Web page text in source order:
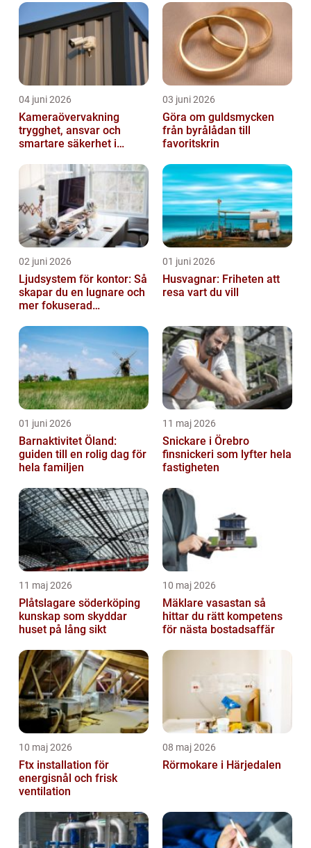
04 juni 2026
Kameraövervakning
trygghet, ansvar och
smartare säkerhet i
03 juni 2026
Göra om guldsmycken
från byrålådan till
favoritskrin
02 juni 2026
Ljudsystem för kontor: Så
skapar du en lugnare och
mer fokuserad
01 juni 2026
Husvagnar: Friheten att
resa vart du vill
01 juni 2026
Barnaktivitet Öland:
guiden till en rolig dag för
hela familjen
11 maj 2026
Snickare i Örebro
finsnickeri som lyfter hela
fastigheten
11 maj 2026
Plåtslagare söderköping
kunskap som skyddar
huset på lång sikt
10 maj 2026
Mäklare vasastan så
hittar du rätt kompetens
för nästa bostadsaffär
10 maj 2026
Ftx installation för
energisnål och frisk
ventilation
08 maj 2026
Rörmokare i Härjedalen